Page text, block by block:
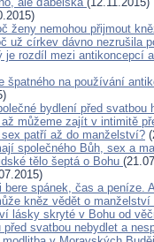
ženy nemohou přijmout
už církev dávno nezrušila
rozdíl mezi antikoncepcí
špatného na používání
bydlení před svatbou
můžeme zajít v intimitě
patří až do manželství?
společného Bůh, sex a
tělo šeptá o Bohu
spánek, čas a peníze.
kněz vědět o manželství
lásky skryté v Bohu od
svatbou nebydlet a